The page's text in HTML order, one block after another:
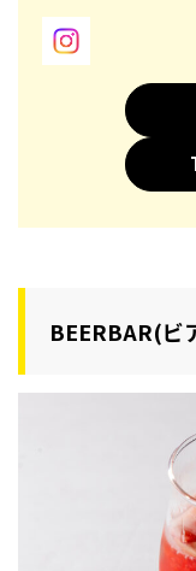
BEERBAR(ビ